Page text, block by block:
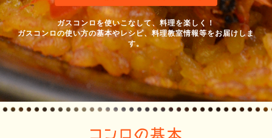
ガスコンロを使いこなして、料理を楽しく！
ガスコンロの使い方の基本やレシピ、料理教室情報等をお届けしま
す。